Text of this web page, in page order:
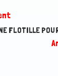
FLOTILLE